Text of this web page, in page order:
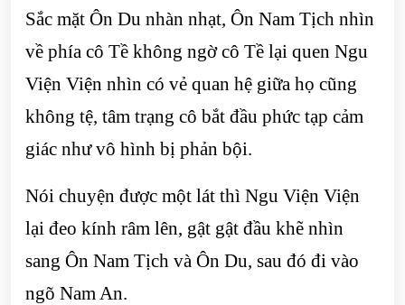
Sắc mặt Ôn Du nhàn nhạt, Ôn Nam Tịch nhìn
về phía cô Tề không ngờ cô Tề lại quen Ngu
Viện Viện nhìn có vẻ quan hệ giữa họ cũng
không tệ, tâm trạng cô bắt đầu phức tạp cảm
giác như vô hình bị phản bội.
Nói chuyện được một lát thì Ngu Viện Viện
lại đeo kính râm lên, gật gật đầu khẽ nhìn
sang Ôn Nam Tịch và Ôn Du, sau đó đi vào
ngõ Nam An.